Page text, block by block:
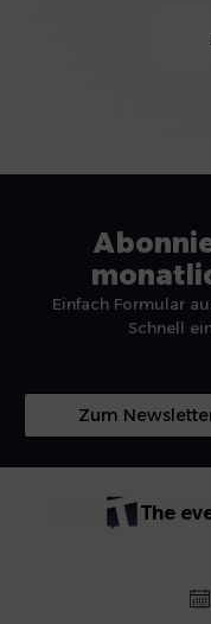
Einfach Formular
Schnell
Zum
The